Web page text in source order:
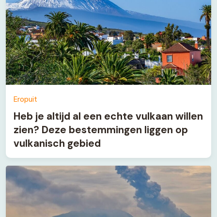
Eropuit
Heb je altijd al een echte vulkaan willen
zien? Deze bestemmingen liggen op
vulkanisch gebied